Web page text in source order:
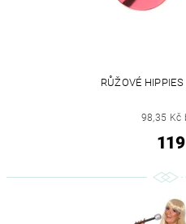
RŮŽOVÉ
98,35 Kč